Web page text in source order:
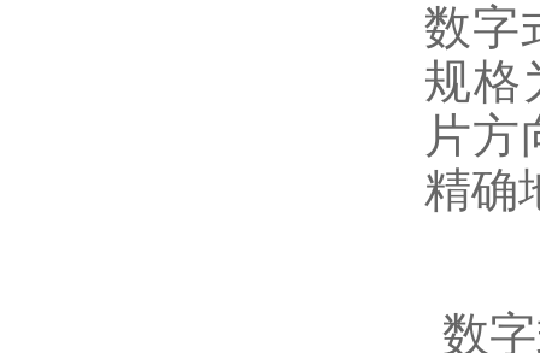
数字
规格
片方
精确
数